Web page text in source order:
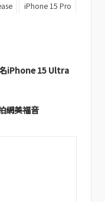
iPhone 15 Pro
iPhone 15 Ultra
網美福音